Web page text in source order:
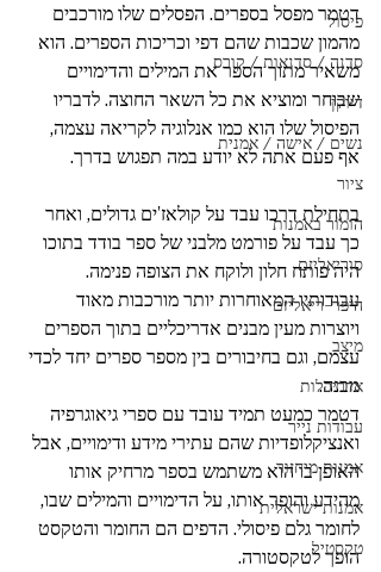
פיסול
סדנה / סדנאות / קורס
דיוקן
נשים / אישה / אמנית
ציור
הומור באמנות
סוריאליזם
היפר-ריאליזם
מיצב
אדריכלות
עבודות נייר
אמנות מיחזור
אמנות ישראלית
טקסטיל
דטמר מפסל בספרים. הפסלים שלו מורכבים
מהמון שכבות שהם דפי וכריכות הספרים. הוא
משאיר מתוך הספר את המילים והדימויים
שבוחר ומוציא את כל השאר החוצה. לדבריו
הפיסול שלו הוא כמו אנלוגיה לקריאה עצמה,
אף פעם אתה לא יודע במה תפגוש בדרך.
בתחילת דרכו עבד על קולאז'ים גדולים, ואחר
כך עבד על פורמט מלבני של ספר בודד בתוכו
היה פותח חלון ולוקח את הצופה פנימה.
עבודותיו המאוחרות יותר מורכבות מאוד
ויוצרות מעין מבנים אדריכליים בתוך הספרים
עצמם, וגם בחיבורים בין מספר ספרים יחד לכדי
מבנה.
דטמר כמעט תמיד עובד עם ספרי גיאוגרפיה
ואנציקלופדיות שהם עתירי מידע ודימויים, אבל
האופן בו הוא משתמש בספר מרחיק אותו
מהידע והופך אותו, על הדימויים והמילים שבו,
לחומר גלם פיסולי. הדפים הם החומר והטקסט
הופך לטקסטורה.